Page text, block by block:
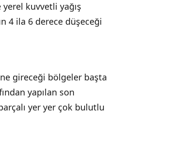
kuvvetli yağış
4 ila 6 derece düşeceği
gireceği bölgeler başta
yapılan son
yer yer çok bulutlu